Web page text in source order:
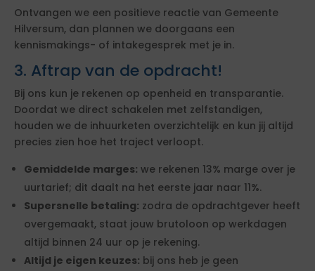
Ontvangen we een positieve reactie van Gemeente
Hilversum, dan plannen we doorgaans een
kennismakings- of intakegesprek met je in.
3. Aftrap van de opdracht!
Bij ons kun je rekenen op openheid en transparantie.
Doordat we direct schakelen met zelfstandigen,
houden we de inhuurketen overzichtelijk en kun jij altijd
precies zien hoe het traject verloopt.
Gemiddelde marges: we rekenen 13% marge over je
uurtarief; dit daalt na het eerste jaar naar 11%.
Supersnelle betaling: zodra de opdrachtgever heeft
overgemaakt, staat jouw brutoloon op werkdagen
altijd binnen 24 uur op je rekening.
Altijd je eigen keuzes: bij ons heb je geen